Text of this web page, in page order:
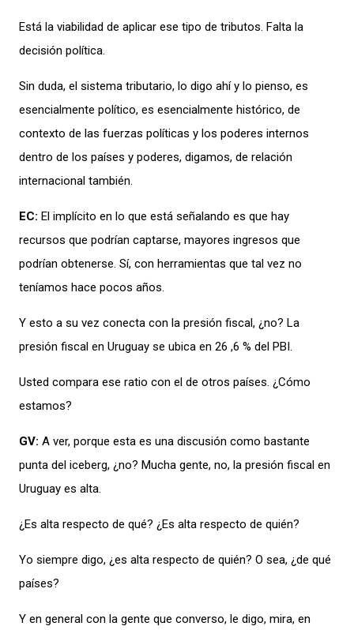
Está la viabilidad de aplicar ese tipo de tributos. Falta la
decisión política.
Sin duda, el sistema tributario, lo digo ahí y lo pienso, es
esencialmente político, es esencialmente histórico, de
contexto de las fuerzas políticas y los poderes internos
dentro de los países y poderes, digamos, de relación
internacional también.
EC: El implícito en lo que está señalando es que hay
recursos que podrían captarse, mayores ingresos que
podrían obtenerse. Sí, con herramientas que tal vez no
teníamos hace pocos años.
Y esto a su vez conecta con la presión fiscal, ¿no? La
presión fiscal en Uruguay se ubica en 26 ,6 % del PBI.
Usted compara ese ratio con el de otros países. ¿Cómo
estamos?
GV: A ver, porque esta es una discusión como bastante
punta del iceberg, ¿no? Mucha gente, no, la presión fiscal en
Uruguay es alta.
¿Es alta respecto de qué? ¿Es alta respecto de quién?
Yo siempre digo, ¿es alta respecto de quién? O sea, ¿de qué
países?
Y en general con la gente que converso, le digo, mira, en